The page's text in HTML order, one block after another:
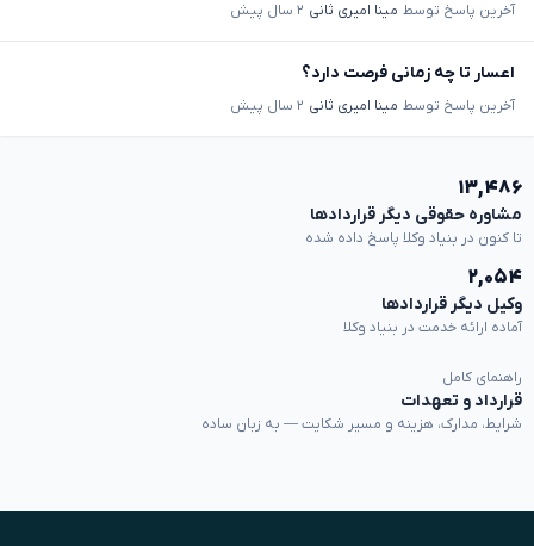
آخرین پاسخ توسط مینا امیری ثانی ۲ سال پیش
اعسار تا چه زمانی فرصت دارد؟
آخرین پاسخ توسط مینا امیری ثانی ۲ سال پیش
۱۳,۴۸۶
مشاوره حقوقی دیگر قراردادها
تا کنون در بنیاد وکلا پاسخ داده شده
۲,۰۵۴
وکیل دیگر قراردادها
آماده ارائه خدمت در بنیاد وکلا
راهنمای کامل
قرارداد و تعهدات
شرایط، مدارک، هزینه و مسیر شکایت — به زبان ساده